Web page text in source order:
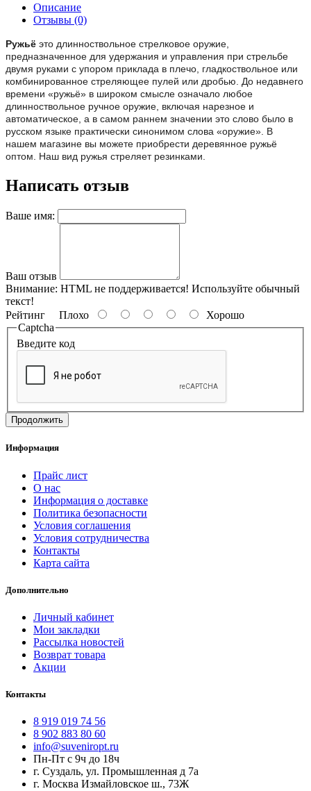
Описание
Отзывы (0)
Ружьё это длинноствольное стрелковое оружие,
предназначенное для удержания и управления при стрельбе
двумя руками с упором приклада в плечо, гладкоствольное или
комбинированное стреляющее пулей или дробью. До недавнего
времени «ружьё» в широком смысле означало любое
длинноствольное ручное оружие, включая нарезное и
автоматическое, а в самом раннем значении это слово было в
русском языке практически синонимом слова «оружие». В
нашем магазине вы можете приобрести деревянное ружьё
оптом. Наш вид ружья стреляет резинками.
Написать отзыв
Ваше имя:
Ваш отзыв
Внимание: HTML не поддерживается! Используйте обычный
текст!
Рейтинг Плохо
Хорошо
Captcha
Введите код
Продолжить
Информация
Прайс лист
О нас
Информация о доставке
Политика безопасности
Условия соглашения
Условия сотрудничества
Контакты
Карта сайта
Дополнительно
Личный кабинет
Мои закладки
Рассылка новостей
Возврат товара
Акции
Контакты
8 919 019 74 56
8 902 883 80 60
info@suveniropt.ru
Пн-Пт с 9ч до 18ч
г. Суздаль, ул. Промышленная д 7а
г. Москва Измайловское ш., 73Ж